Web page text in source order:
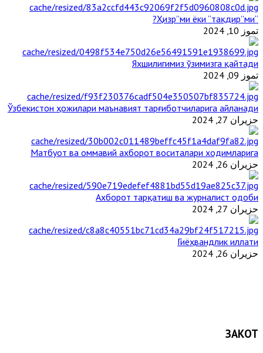
“Ҳизр”ми ёки “тақдир”ми?
تموز 10, 2024
Яхшилигимиз ўзимизга қайтади
تموز 09, 2024
Ўзбекистон ҳожилари маънавият тарғиботчиларига айланади
حزيران 27, 2024
Матбуот ва оммавий ахборот воситалари ходимларига
حزيران 26, 2024
Ахборот тарқатиш ва журналист одоби
حزيران 27, 2024
Гиёҳвандлик иллати
حزيران 26, 2024
ЗАКОТ